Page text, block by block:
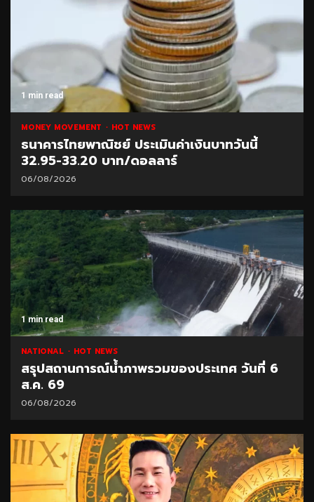
1 min read
MONEY MOVEMENT HOT NEWS
ธนาคารไทยพาณิชย์ ประเมินค่าเงินบาทวันนี้
32.95-33.20 บาท/ดอลลาร์
06/08/2026
1 min read
NATIONAL HOT NEWS
สรุปสถานการณ์น้ำภาพรวมของประเทศ วันที่ 6
ส.ค. 69
06/08/2026